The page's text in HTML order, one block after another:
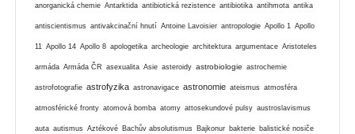
anorganická chemie Antarktida antibiotická rezistence antibiotika antihmota antika
antiscientismus antivakcinační hnutí Antoine Lavoisier antropologie Apollo 1 Apollo
11 Apollo 14 Apollo 8 apologetika archeologie architektura argumentace Aristoteles
armáda Armáda ČR asexualita Asie asteroidy astrobiologie astrochemie
astrofotografie astrofyzika astronavigace astronomie ateismus atmosféra
atmosférické fronty atomová bomba atomy attosekundové pulsy austroslavismus
auta autismus Aztékové Bachův absolutismus Bajkonur bakterie balistické nosiče